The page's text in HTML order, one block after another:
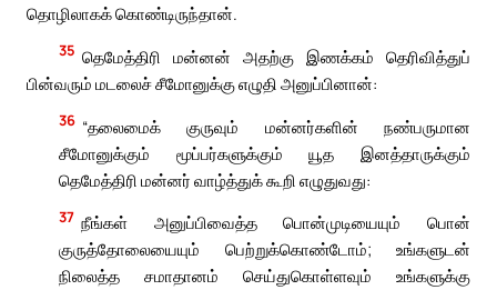
தொழிலாகக் கொண்டிருந்தான்.
35 தெமேத்திரி மன்னன் அதற்கு இணக்கம் தெரிவித்துப்
பின்வரும் மடலைச் சீமோனுக்கு எழுதி அனுப்பினான்:
36 “தலைமைக் குருவும் மன்னர்களின் நண்பருமான
சீமோனுக்கும் மூப்பர்களுக்கும் யூத இனத்தாருக்கும்
தெமேத்திரி மன்னர் வாழ்த்துக் கூறி எழுதுவது:
37 நீங்கள் அனுப்பிவைத்த பொன்முடியையும் பொன்
குருத்தோலையையும் பெற்றுக்கொண்டோம்; உங்களுடன்
நிலைத்த சமாதானம் செய்துகொள்ளவும் உங்களுக்கு